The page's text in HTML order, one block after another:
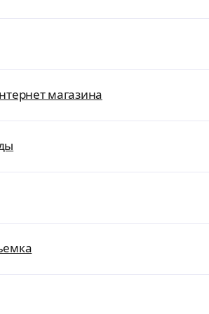
магазина